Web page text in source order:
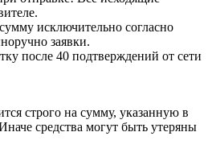
исключительно согласно
заявки.
после 40 подтверждений от сети
строго на сумму, указанную в
средства могут быть утеряны